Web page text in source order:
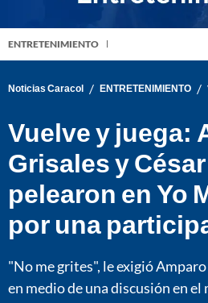
ENTRETENIMIENTO
Noticias Caracol / ENTRETENIMIENTO /
Vuelve y juega:
Grisales y
pelearon en Yo
por una
"No me grites", le exigió
en medio de una discusión en